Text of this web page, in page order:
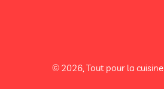
© 2026, Tout pour la cuisine